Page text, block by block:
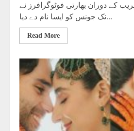
کے دوران بھارتی فوٹوگرافرز نے
نک جونس کو ایسا نام دے دیا...
Read More